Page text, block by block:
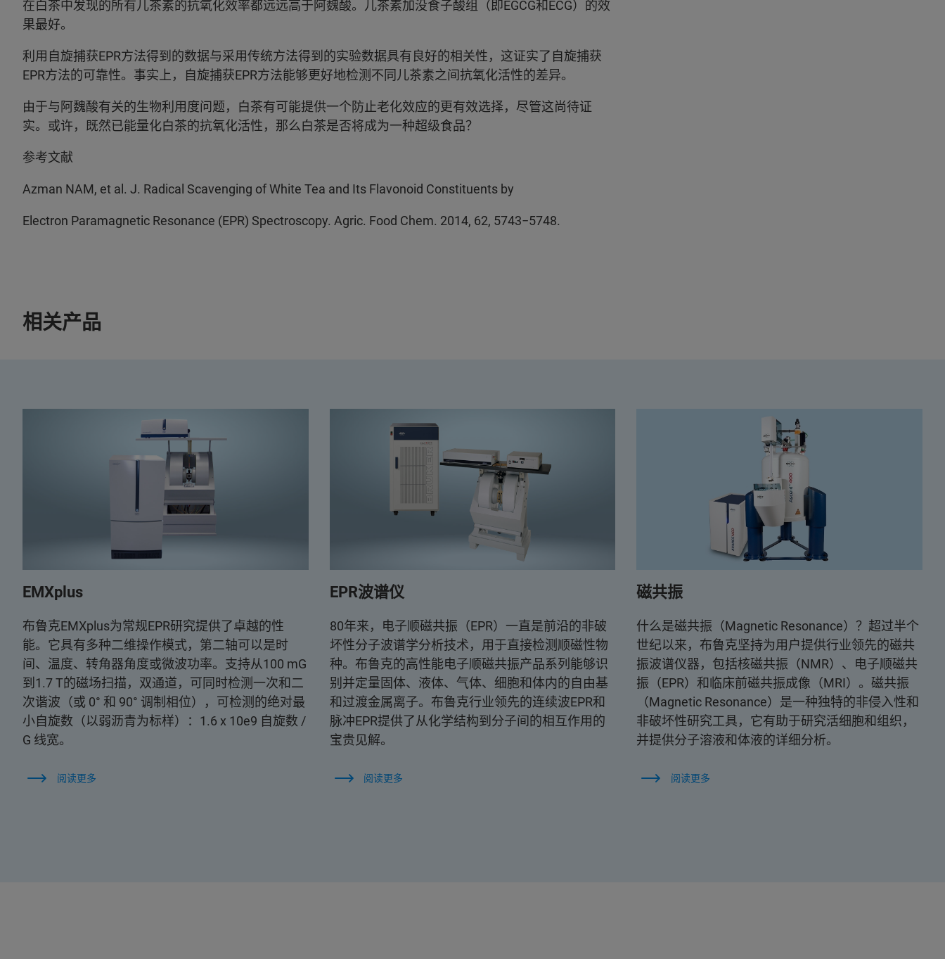
在白茶中发现的所有儿茶素的抗氧化效率都远远高于阿魏酸。儿茶素加没食子酸组（即EGCG和ECG）的效
果最好。
利用自旋捕获EPR方法得到的数据与采用传统方法得到的实验数据具有良好的相关性，这证实了自旋捕获
EPR方法的可靠性。事实上，自旋捕获EPR方法能够更好地检测不同儿茶素之间抗氧化活性的差异。
由于与阿魏酸有关的生物利用度问题，白茶有可能提供一个防止老化效应的更有效选择，尽管这尚待证
实。或许，既然已能量化白茶的抗氧化活性，那么白茶是否将成为一种超级食品？
参考文献
Azman NAM, et al. J. Radical Scavenging of White Tea and Its Flavonoid Constituents by
Electron Paramagnetic Resonance (EPR) Spectroscopy. Agric. Food Chem. 2014, 62, 5743−5748.
相关产品
EMXplus
布鲁克EMXplus为常规EPR研究提供了卓越的性
能。它具有多种二维操作模式，第二轴可以是时
间、温度、转角器角度或微波功率。支持从100 mG
到1.7 T的磁场扫描，双通道，可同时检测一次和二
次谐波（或 0° 和 90° 调制相位），可检测的绝对最
小自旋数（以弱沥青为标样）：1.6 x 10e9 自旋数 /
G 线宽。
阅读更多
EPR波谱仪
80年来，电子顺磁共振（EPR）一直是前沿的非破
坏性分子波谱学分析技术，用于直接检测顺磁性物
种。布鲁克的高性能电子顺磁共振产品系列能够识
别并定量固体、液体、气体、细胞和体内的自由基
和过渡金属离子。布鲁克行业领先的连续波EPR和
脉冲EPR提供了从化学结构到分子间的相互作用的
宝贵见解。
阅读更多
磁共振
什么是磁共振（Magnetic Resonance）？超过半个
世纪以来，布鲁克坚持为用户提供行业领先的磁共
振波谱仪器，包括核磁共振（NMR）、电子顺磁共
振（EPR）和临床前磁共振成像（MRI）。磁共振
（Magnetic Resonance）是一种独特的非侵入性和
非破坏性研究工具，它有助于研究活细胞和组织，
并提供分子溶液和体液的详细分析。
阅读更多